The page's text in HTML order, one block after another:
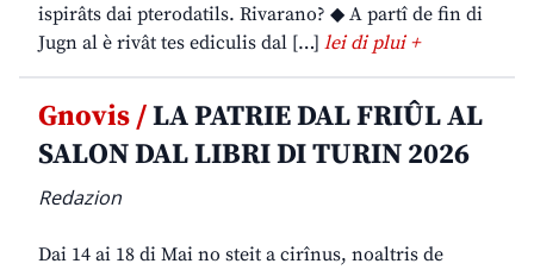
ispirâts dai pterodatils. Rivarano? ◆ A partî de fin di
Jugn al è rivât tes ediculis dal […] lei di plui +
Gnovis /LA PATRIE DAL FRIÛL AL
SALON DAL LIBRI DI TURIN 2026
Redazion
Dai 14 ai 18 di Mai no steit a cirînus, noaltris de